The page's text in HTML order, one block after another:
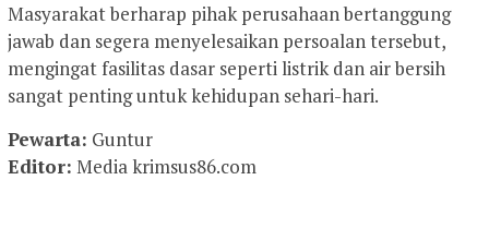
Masyarakat berharap pihak perusahaan bertanggung
jawab dan segera menyelesaikan persoalan tersebut,
mengingat fasilitas dasar seperti listrik dan air bersih
sangat penting untuk kehidupan sehari-hari.
Pewarta: Guntur
Editor: Media krimsus86.com